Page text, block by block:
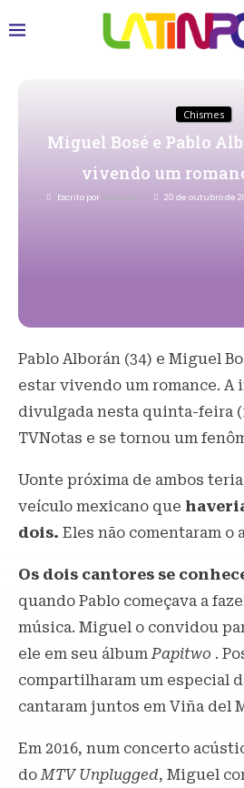
Chismes
Miguel Bosé e Pablo
vivendo um
Escrito por Redacao 20 de outubro de
Pablo Alborán (34) e Miguel
estar vivendo um romance. A
divulgada nesta quinta-feira
TVNotas e se tornou um
Uonte próxima de ambos
veículo mexicano que
dois. Eles não comentaram o
Os dois cantores se
quando Pablo começava a
música. Miguel o convidou
ele em seu álbumPapitwo .
compartilharam um especial
cantaram juntos em Viña del
Em 2016, num concerto
doMTV Unplugged, Miguel